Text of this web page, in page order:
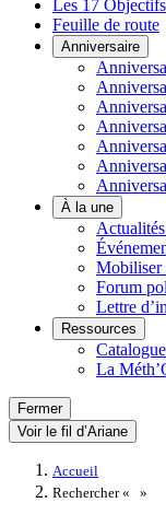
Les 17 Objectifs
Feuille de route
Anniversaire
À la une
Mobiliser
Forum
Lettre
Ressources
La
Fermer
Voir le fil d’Ariane
Accueil
Rechercher «
»